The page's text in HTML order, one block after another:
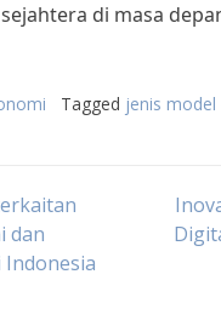
di masa
Tagged jenis
dan